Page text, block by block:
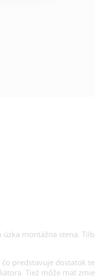
montážna stena.
predstavuje dostatok
Tiež môže mať